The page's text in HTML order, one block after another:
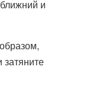
и
затяните